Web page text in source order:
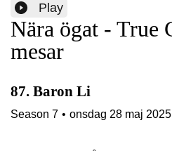
Play
Nära ögat - True
mesar
87. Baron Li
Season 7 • onsdag 28 maj 2025